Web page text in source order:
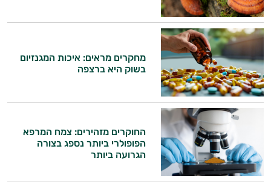
מחקרים מראים: איכות המגנזיום
בשוק היא ברצפה
החוקרים מזהירים: צמח המרפא
הפופולרי ביותר נספג בצורה
הגרועה ביותר